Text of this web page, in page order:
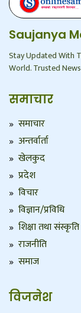
Saujanya
Stay Updated With
World. Trusted
समाचार
समाचार
अन्तर्वार्ता
खेलकुद
प्रदेश
विचार
विज्ञान/प्रविधि
शिक्षा तथा संस्कृति
राजनीति
समाज
विजनेश